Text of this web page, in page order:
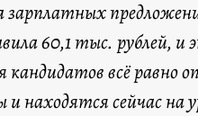
60,1 тыс. рублей, и
кандидатов всё равно
находятся сейчас на